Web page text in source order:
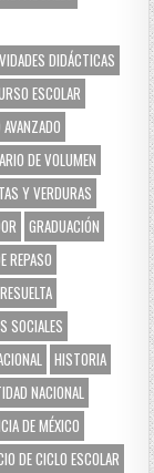
DIDÁCTICAS
ESCOLAR
DE VOLUMEN
Y VERDURAS
GRADUACIÓN
REPASO
SOCIALES
HISTORIA
NACIONAL
DE MÉXICO
DE CICLO ESCOLAR